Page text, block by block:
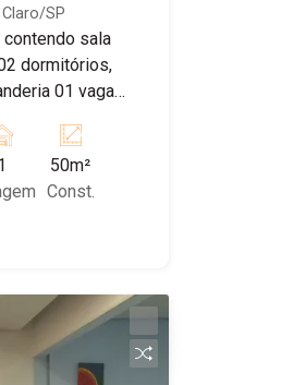
SP
sala
dormitórios,
01 vaga
50m²
Const.